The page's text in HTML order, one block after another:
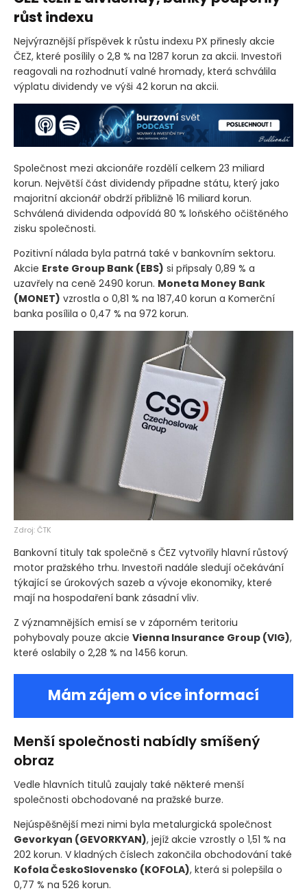
ČEZ těžil z dividendy, banky podpořily
růst indexu
Nejvýraznější příspěvek k růstu indexu PX přinesly akcie
ČEZ, které posílily o 2,8 % na 1287 korun za akcii. Investoři
reagovali na rozhodnutí valné hromady, která schválila
výplatu dividendy ve výši 42 korun na akcii.
Společnost mezi akcionáře rozdělí celkem 23 miliard
korun. Největší část dividendy připadne státu, který jako
majoritní akcionář obdrží přibližně 16 miliard korun.
Schválená dividenda odpovídá 80 % loňského očištěného
zisku společnosti.
Pozitivní nálada byla patrná také v bankovním sektoru.
AkcieErste Group Bank(EBS)si připsaly 0,89 % a
uzavřely na ceně 2490 korun. Moneta Money Bank
(MONET)
vzrostla o 0,81 % na 187,40 korun a Komerční
banka posílila o 0,47 % na 972 korun.
Zdroj: ČTK
Bankovní tituly tak společně s ČEZ vytvořily hlavní růstový
motor pražského trhu. Investoři nadále sledují očekávání
týkající se úrokových sazeb a vývoje ekonomiky, které
mají na hospodaření bank zásadní vliv.
Z významnějších emisí se v záporném teritoriu
pohybovaly pouze akcie
které oslabily o 2,28 % na 1456 korun.
Mám zájem o více informací
Menší společnosti nabídly smíšený
obraz
Vedle hlavních titulů zaujaly také některé menší
společnosti obchodované na pražské burze.
Nejúspěšnější mezi nimi byla metalurgická společnost
Gevorkyan(GEVORKYAN), jejíž akcie vzrostly o 1,51 % na
202 korun. V kladných číslech zakončila obchodování také